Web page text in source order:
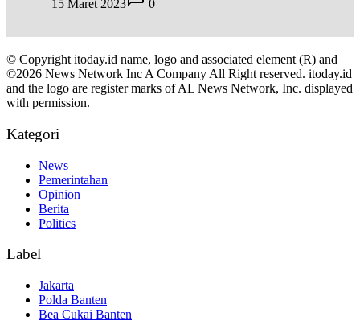
15 Maret 2023
0
© Copyright itoday.id name, logo and associated element (R) and
©2026 News Network Inc A Company All Right reserved. itoday.id
and the logo are register marks of AL News Network, Inc. displayed
with permission.
Kategori
News
Pemerintahan
Opinion
Berita
Politics
Label
Jakarta
Polda Banten
Bea Cukai Banten